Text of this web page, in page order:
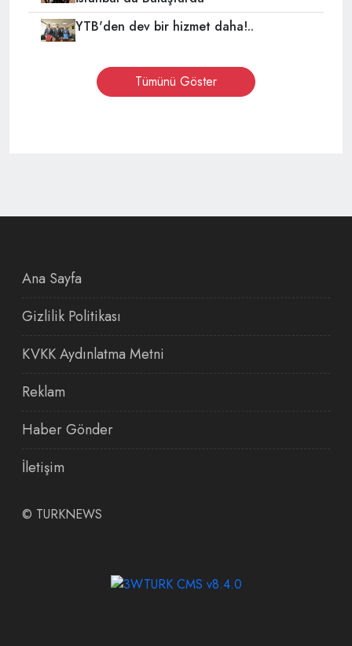
YTB'den dev bir hizmet daha!..
Tümünü Göster
Ana Sayfa
Gizlilik Politikası
KVKK Aydınlatma Metni
Reklam
Haber Gönder
İletişim
© TURKNEWS